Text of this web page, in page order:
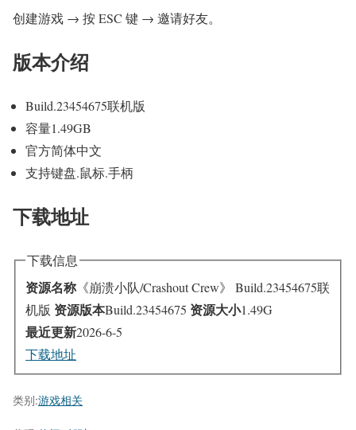
创建游戏 → 按 ESC 键 → 邀请好友。
版本介绍
Build.23454675联机版
容量1.49GB
官方简体中文
支持键盘.鼠标.手柄
下载地址
下载信息
资源名称 《崩溃小队/Crashout Crew》 Build.23454675联
机版 资源版本Build.23454675 资源大小1.49G
最近更新2026-6-5
下载地址
类别:游戏相关